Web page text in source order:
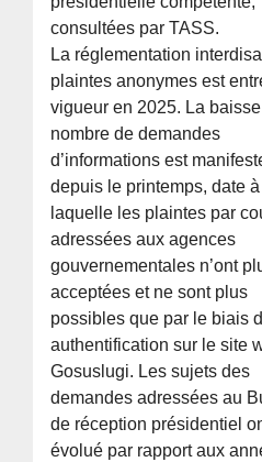
consultées par TASS.
La réglementation
plaintes anonymes est
vigueur en 2025. La
nombre de demandes
d’informations est
depuis le printemps, date à
laquelle les plaintes par
adressées aux agences
gouvernementales n’ont
acceptées et ne sont plus
possibles que par le biais
authentification sur le site
Gosuslugi. Les sujets des
demandes adressées au
de réception présidentiel
évolué par rapport aux